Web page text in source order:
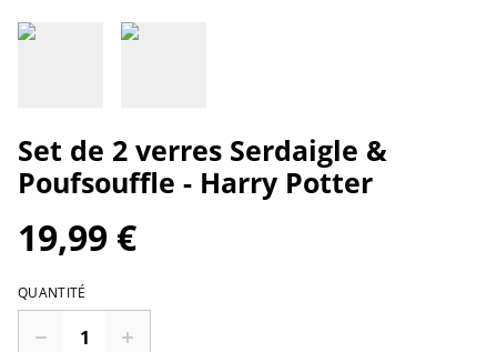
Set de 2 verres Serdaigle &
Poufsouffle - Harry Potter
19,99 €
QUANTITÉ